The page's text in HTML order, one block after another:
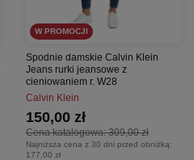
W PROMOCJI
Spodnie damskie Calvin Klein
Jeans rurki jeansowe z
cieniowaniem r. W28
Calvin Klein
Cena katalogowa:309,00 zł
150,00 zł
Najniższa cena z 30 dni przed obniżką:
177,00 zł